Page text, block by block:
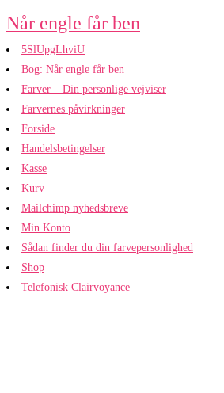
Skip
to
content
Når engle får ben
5SlUpgLhviU
Bog: Når engle får ben
Farver – Din personlige vejviser
Farvernes påvirkninger
Forside
Handelsbetingelser
Kasse
Kurv
Mailchimp nyhedsbreve
Min Konto
Sådan finder du din farvepersonlighed
Shop
Telefonisk Clairvoyance